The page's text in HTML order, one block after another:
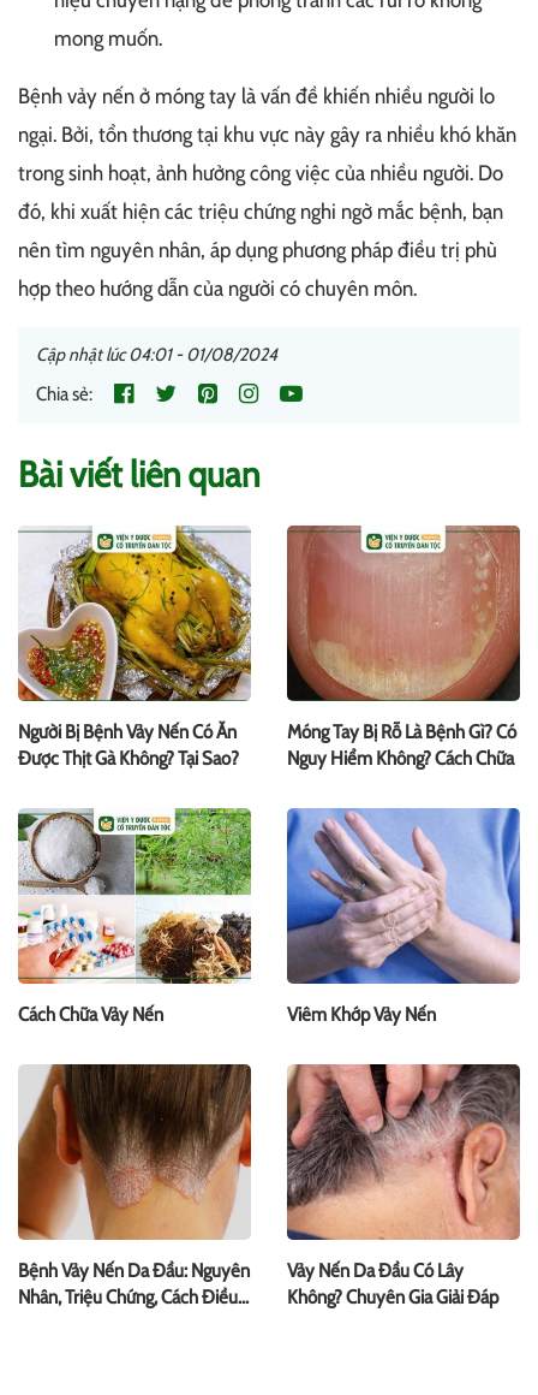
mong muốn.
Bệnh vảy nến ở móng tay là vấn đề khiến nhiều người lo
ngại. Bởi, tổn thương tại khu vực này gây ra nhiều khó khăn
trong sinh hoạt, ảnh hưởng công việc của nhiều người. Do
đó, khi xuất hiện các triệu chứng nghi ngờ mắc bệnh, bạn
nên tìm nguyên nhân, áp dụng phương pháp điều trị phù
hợp theo hướng dẫn của người có chuyên môn.
Cập nhật lúc 04:01 - 01/08/2024
Chia sẻ:
Bài viết liên quan
Người Bị Bệnh Vảy Nến Có Ăn
Được Thịt Gà Không? Tại Sao?
Móng Tay Bị Rỗ Là Bệnh Gì? Có
Nguy Hiểm Không? Cách Chữa
Cách Chữa Vảy Nến Viêm Khớp Vảy Nến
Bệnh Vảy Nến Da Đầu: Nguyên
Nhân, Triệu Chứng, Cách Điều
Vảy Nến Da Đầu Có Lây
Không? Chuyên Gia Giải Đáp